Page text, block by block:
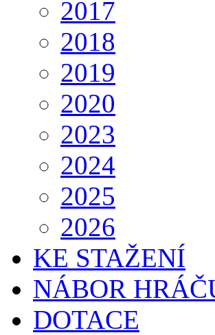
2017
2018
2019
2020
2023
2024
2025
2026
KE STAŽENÍ
NÁBOR
DOTACE